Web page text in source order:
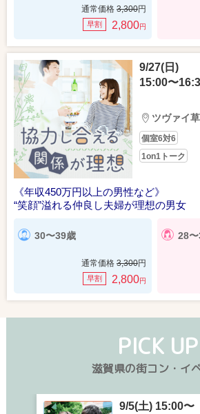
通常価格 3,300円
早割 2,800円
9/27(日)
15:00〜
ツヴァイ
個室6対6
1on1トーク
《年収450万円以上の男性など》
“笑顔”溢れる仲良し夫婦が理想の男女
30〜39歳
通常価格 3,300円
早割 2,800円
28
PICK UP
滋賀県の街コン・イ
9/5(土) 15:00〜